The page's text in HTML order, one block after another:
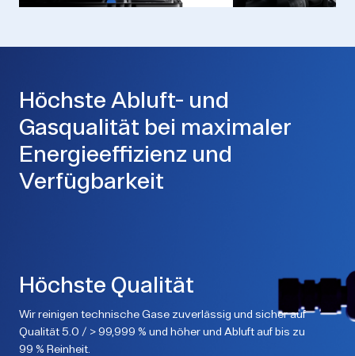
Höchste Abluft- und
Gasqualität bei maximaler
Energieeffizienz und
Verfügbarkeit
Höchste Qualität
Wir reinigen technische Gase zuverlässig und sicher auf
Qualität 5.0 / > 99,999 % und höher und Abluft auf bis zu
99 % Reinheit.